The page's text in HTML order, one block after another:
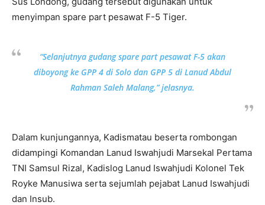
menyimpan spare part pesawat F-5 Tiger.
“Selanjutnya gudang spare part pesawat F-5 akan
diboyong ke GPP 4 di Solo dan GPP 5 di Lanud Abdul
Rahman Saleh Malang,” jelasnya.
Dalam kunjungannya, Kadismatau beserta rombongan
didampingi Komandan Lanud Iswahjudi Marsekal Pertama
TNI Samsul Rizal, Kadislog Lanud Iswahjudi Kolonel Tek
Royke Manusiwa serta sejumlah pejabat Lanud Iswahjudi
dan Insub.